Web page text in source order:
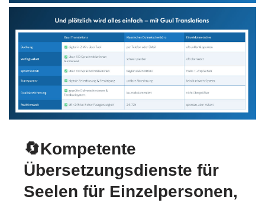
🔄Kompetente
Übersetzungsdienste für
Seelen für Einzelpersonen,